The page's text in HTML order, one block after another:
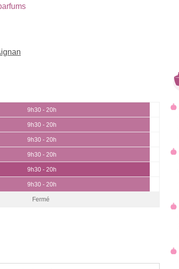
9h30 - 20h
9h30 - 20h
9h30 - 20h
9h30 - 20h
9h30 - 20h
9h30 - 20h
Fermé